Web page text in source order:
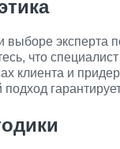
эксперта
что
клиента и